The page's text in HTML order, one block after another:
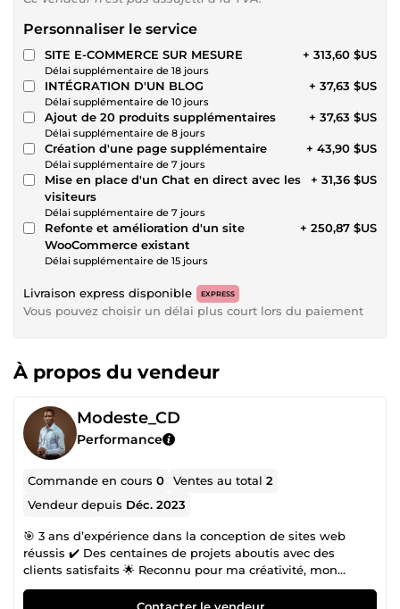
Personnaliser le service
SITE E-COMMERCE SUR MESURE
Délai supplémentaire de 18 jours
+ 313,60 $US
INTÉGRATION D'UN BLOG
Délai supplémentaire de 10 jours
+ 37,63 $US
Ajout de 20 produits supplémentaires
Délai supplémentaire de 8 jours
+ 37,63 $US
Création d'une page supplémentaire
Délai supplémentaire de 7 jours
+ 43,90 $US
Mise en place d'un Chat en direct avec les
visiteurs
Délai supplémentaire de 7 jours
+ 31,36 $US
Refonte et amélioration d'un site
WooCommerce existant
Délai supplémentaire de 15 jours
+ 250,87 $US
Livraison express disponible EXPRESS
Vous pouvez choisir un délai plus court lors du paiement
À propos du vendeur
Modeste_CD
Performance
Commande en cours0 Ventes au total2
Vendeur depuis Déc. 2023
🎯 3 ans d’expérience dans la conception de sites web
réussis ✔️ Des centaines de projets aboutis avec des
clients satisfaits 🌟 Reconnu pour ma créativité, mon
écoute et mon attention aux détails. Bienvenue sur mon
profil ! Vous avez besoin d’un site internet moderne,